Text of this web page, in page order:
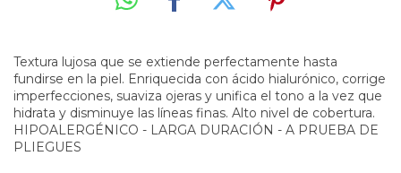
Textura lujosa que se extiende perfectamente hasta
fundirse en la piel. Enriquecida con ácido hialurónico, corrige
imperfecciones, suaviza ojeras y unifica el tono a la vez que
hidrata y disminuye las líneas finas. Alto nivel de cobertura.
HIPOALERGÉNICO - LARGA DURACIÓN - A PRUEBA DE
PLIEGUES